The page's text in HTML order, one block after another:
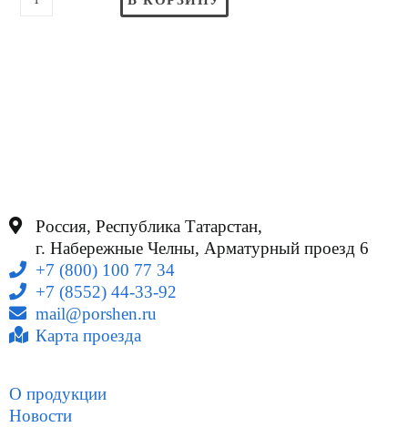
Россия, Республика Татарстан,
г. Набережные Челны, Арматурный проезд 6
+7 (800) 100 77 34
+7 (8552) 44-33-92
mail@porshen.ru
Карта проезда
О продукции
Новости